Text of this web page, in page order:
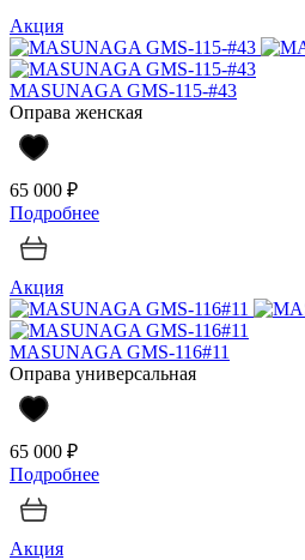
Акция
MASUNAGA GMS-115-#43
Оправа женская
65 000 ₽
Подробнее
Акция
MASUNAGA GMS-116#11
Оправа универсальная
65 000 ₽
Подробнее
Акция